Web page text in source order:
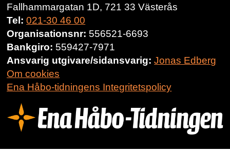
Fallhammargatan 1D, 721 33 Västerås
Tel: 021-30 46 00
Organisationsnr: 556521-6693
Bankgiro: 559427-7971
Ansvarig utgivare/sidansvarig: Jonas Edberg
Om cookies
Ena Håbo-tidningens Integritetspolicy